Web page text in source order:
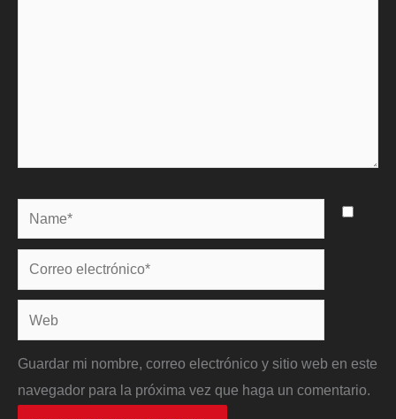
Name*
Correo
electrónico*
Web
Guardar mi nombre, correo electrónico y sitio web en este
navegador para la próxima vez que haga un comentario.